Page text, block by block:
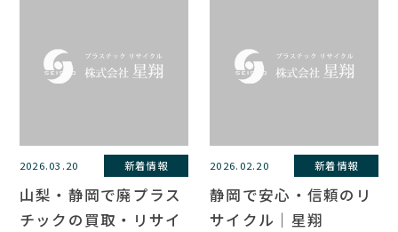
2026.03.20 新着情報
山梨・静岡で廃プラス
チックの買取・リサイ
2026.02.20 新着情報
静岡で安心・信頼のリ
サイクル｜星翔